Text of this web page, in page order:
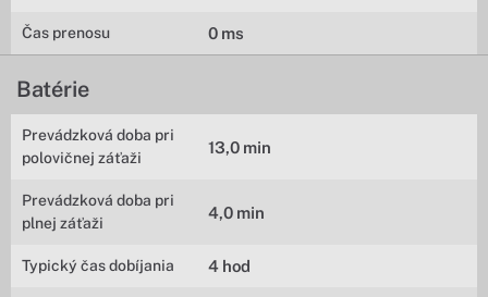
Čas prenosu 0 ms
Batérie
Prevádzková doba pri
polovičnej záťaži
13,0 min
Prevádzková doba pri
plnej záťaži
4,0 min
Typický čas dobíjania 4 hod